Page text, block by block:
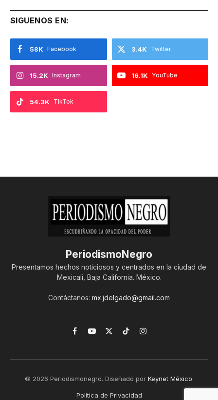
SIGUENOS EN:
Facebook
58K Twitter
3.4K
Instagram
15.2K YouTube
16.1K
TikTok
54.3K
PeriodismoNegro
Presentamos hechos noticiosos y centrados en la ciudad de
Mexicali, Baja California. México.
Contáctanos: mx.jdelgado@gmail.com
Facebook
YouTube
X
TikTokInstagram
© 2026 Periodismonegro. Diseñado por Keynet México.
Política de Privacidad